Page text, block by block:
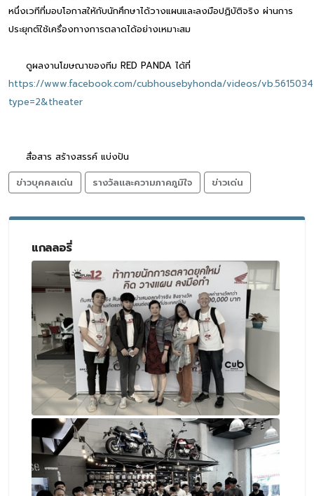
หนึ่งเวทีที่มอบโอกาสให้กับนักศึกษาได้วางแผนและลงมือปฏิบัติจริง ผ่านการ
ประยุกต์ใช้เครื่องทางการตลาดได้อย่างเหมาะสม
ดูผลงานโฆษณาของทีม RED PANDA ได้ที่
https://www.facebook.com/cubhousebyhonda/videos/
type=2&theater
สื่อสาร สร้างสรรค์ แบ่งปัน
ข่าวบุคคลเด่น
รางวัลและความภาคภูมิใจ ข่าวเด่น
แกลลอรี่